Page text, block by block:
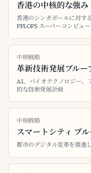
香港の中核的な強み
香港のシンガポールに対す
PFLOPS スーパーコンピュー
中核戦略
革新技術発展ブルー
AI、バイオテクノロジー、
的な技術発展計画
中核戦略
スマートシティ ブ
都市のデジタル変革を推進